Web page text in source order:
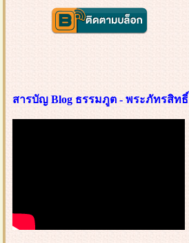
สารบัญ Blog ธรรมภูต - พระภัทรสิทธิ์